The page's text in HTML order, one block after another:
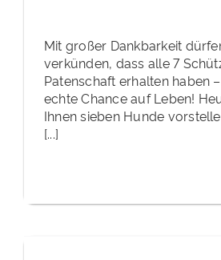
Mit großer Dankbarkeit
verkünden, dass alle 7
Patenschaft erhalten haben
echte Chance auf Leben!
Ihnen sieben Hunde
[...]